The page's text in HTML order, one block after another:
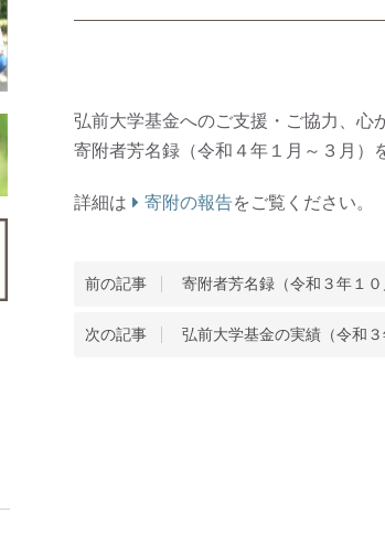
弘前大学基金へのご支援・ご協力、心
寄附者芳名録（令和４年１月～３月）
詳細は 寄附の報告をご覧ください。
前の記事 寄附者芳名録（令和３年１
次の記事 弘前大学基金の実績（令和